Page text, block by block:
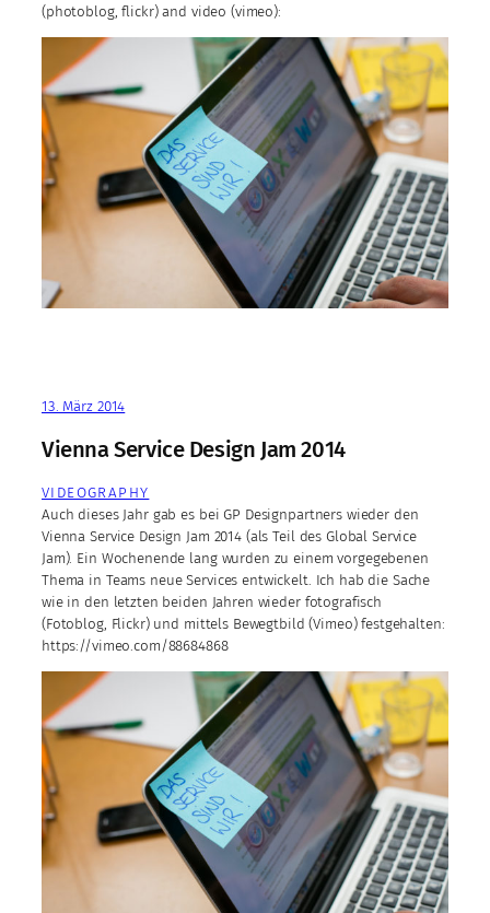
(photoblog, flickr) and video (vimeo):
13. März 2014
Vienna Service Design Jam 2014
VIDEOGRAPHY
Auch dieses Jahr gab es bei GP Designpartners wieder den
Vienna Service Design Jam 2014 (als Teil des Global Service
Jam). Ein Wochenende lang wurden zu einem vorgegebenen
Thema in Teams neue Services entwickelt. Ich hab die Sache
wie in den letzten beiden Jahren wieder fotografisch
(Fotoblog, Flickr) und mittels Bewegtbild (Vimeo) festgehalten:
https://vimeo.com/88684868